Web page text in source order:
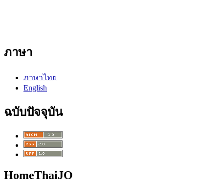
ภาษา
ภาษาไทย
English
ฉบับปัจจุบัน
HomeThaiJO